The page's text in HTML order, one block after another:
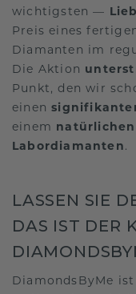
wichtigsten —
Preis eines
Diamanten im
Die Aktion
Punkt, den wir
einen
einem
Labordiamanten.
LASSEN SIE
DAS IST DER
DiamondsByMe ist